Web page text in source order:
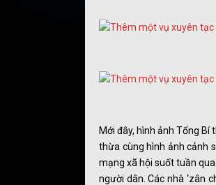
Mới đây, hình ảnh Tổng
thừa cùng hình ảnh cảnh
mạng xã hội suốt tuần qua
người dân. Các nhà ‘zân